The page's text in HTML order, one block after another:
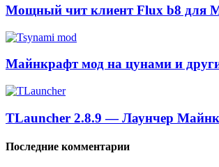
Мощный чит клиент Flux b8 для
Майнкрафт мод на цунами и
TLauncher 2.8.9 — Лаунчер
Последние комментарии